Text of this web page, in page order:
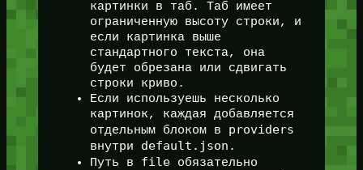
картинки в таб. Таб имеет
ограниченную высоту строки, и
если картинка выше
стандартного текста, она
будет обрезана или сдвигать
строки криво.
Если используешь несколько
картинок, каждая добавляется
отдельным блоком в providers
внутри default.json .
Путь в fileобязательно